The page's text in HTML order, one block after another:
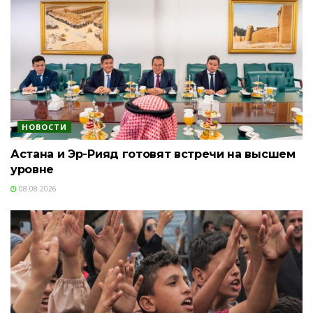
НОВОСТИ
Астана и Эр-Рияд готовят встречи на высшем
уровне
08.08.2026